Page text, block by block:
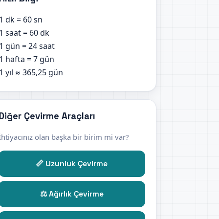
dk = 60 sn
saat = 60 dk
gün = 24 saat
hafta = 7 gün
yıl ≈ 365,25 gün
Çevirme Araçları
olan başka bir birim mi var?
📏 Uzunluk Çevirme
⚖️ Ağırlık Çevirme